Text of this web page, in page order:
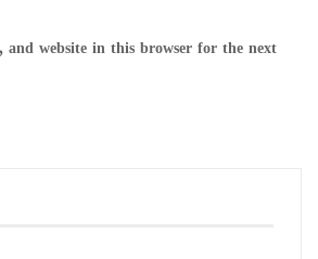
and website in this browser for the next